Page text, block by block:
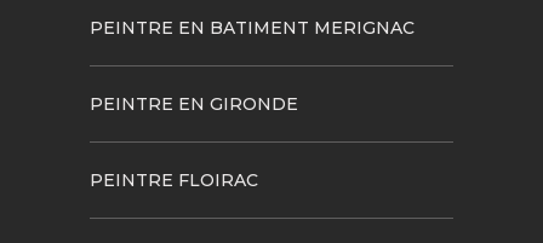
PEINTRE EN BATIMENT MERIGNAC
PEINTRE EN GIRONDE
PEINTRE FLOIRAC